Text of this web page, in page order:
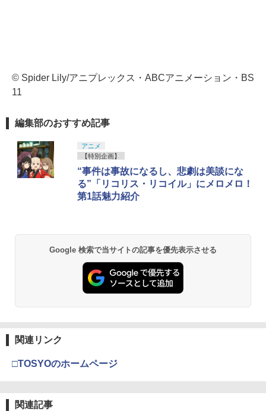
© Spider Lily/アニプレックス・ABCアニメーション・BS
11
編集部のおすすめ記事
アニメ
【特別企画】
“事件は事故になるし、悲劇は美談にな
る”「リコリス・リコイル」にメロメロ！
第1話魅力紹介
Google 検索で当サイトの記事を優先表示させる
関連リンク
□TOSYOのホームページ
関連記事